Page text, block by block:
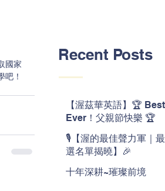
Recent Posts
【渥茲華英語】🏆
Ever！父親節快樂 🏆
🎙️【渥的最佳聲力軍｜
選名單揭曉】🎉
十年深耕~璀璨前境
國家
！